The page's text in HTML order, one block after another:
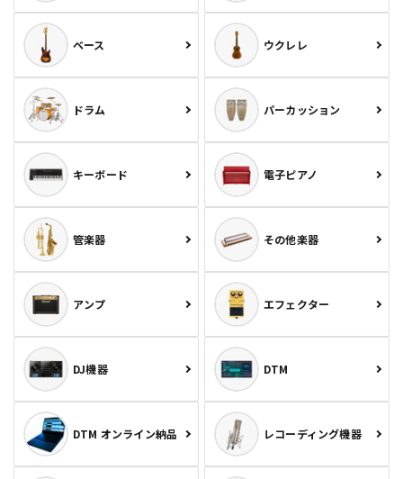
ベース ウクレレ
ドラム パーカッション
キーボード 電子ピアノ
管楽器 その他楽器
アンプ エフェクター
DJ機器 DTM
DTM オンライン納品 レコーディング機器